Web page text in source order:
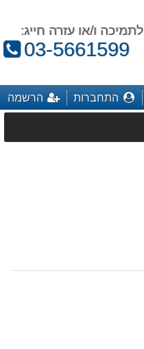
לתמיכה ו/או עזרה חייג:
טלפון:
03-5661599
התחברות הרשמה